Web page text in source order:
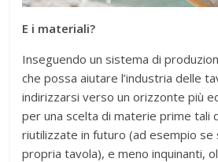
E i materiali?
Inseguendo un sistema di
che possa aiutare l’industria delle
indirizzarsi verso un orizzonte più
per una scelta di materie prime tali
riutilizzate in futuro (ad esempio se
propria tavola), e meno inquinanti,